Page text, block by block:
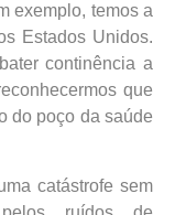
exemplo, temos a
Estados Unidos.
continência a
que
do poço da saúde
catástrofe sem